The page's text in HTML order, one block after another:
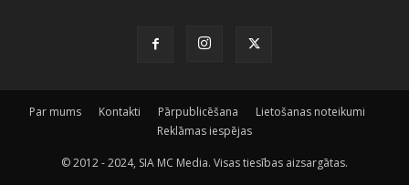
Par mums Kontakti Pārpublicēšana
Lietošanas noteikumi
Reklāmas iespējas
© 2012 - 2024, SIA MC Media. Visas tiesības aizsargātas.